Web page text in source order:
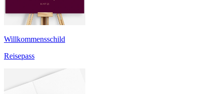
Willkommensschild
Reisepass